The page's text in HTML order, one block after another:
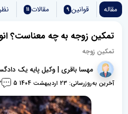
مقاله قوانین 9 مقالات 11
تمکین زوجه به چه معناست؟
تمکین زوجه
مهسا باقری | وکیل پایه یک
آخرین به‌روزرسانی: 23 اردیبهشت 1404 5